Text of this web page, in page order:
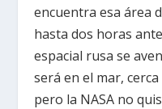
encuentra esa área
hasta dos horas
espacial rusa se
será en el mar,
pero la NASA no